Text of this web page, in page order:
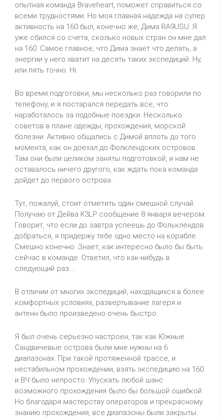
опытная команда Braveheart, поможет справиться со
всеми трудностями. Но моя главная надежда на супер
активность на 160 был, конечно же, Дима RA9USU. Я
уже сбился со счета, сколько новых стран он мне дал
на 160. Самое главное, что Дима знает что делать, а
энергии у него хватит на десять таких экспедиций. Ну,
или пять точно. Hi.
Во время подготовки, мы несколько раз говорили по
телефону, и я постарался передать все, что
наработалось за подобные поездки. Несколько
советов в плане одежды, прохождения, морской
болезни. Активно общались с Димой вплоть до того
момента, как он доехал до Фолклендских островов.
Там они были целиком заняты подготовкой, и нам не
оставалось ничего другого, как ждать пока команда
дойдет до первого острова.
Тут, пожалуй, стоит отметить один смешной случай.
Получаю от Дейва K3LP сообщение 8 января вечером.
Говорит, что если до завтра успеешь до Фольклендов
добраться, я придержу тебе одно место на корабле.
Смешно конечно. Знает, как интересно было бы быть
сейчас в команде. Ответил, что как-нибудь в
следующий раз....
В отличии от многих экспедиций, находящихся в более
комфортных условиях, развертывание лагеря и
антенн было произведено очень быстро.
Я был очень серьезно настроен, так как Южные
Сандвичевые острова были мне нужны на 6
диапазонах. При такой протяженной трассе, и
нестабильном прохождении, взять экспедицию на 160
и ВЧ было непросто. Упускать любой шанс
возможного прохождения было бы большой ошибкой.
Но благодаря мастерству операторов и прекрасному
знанию прохождения, все диапазоны были закрыты.